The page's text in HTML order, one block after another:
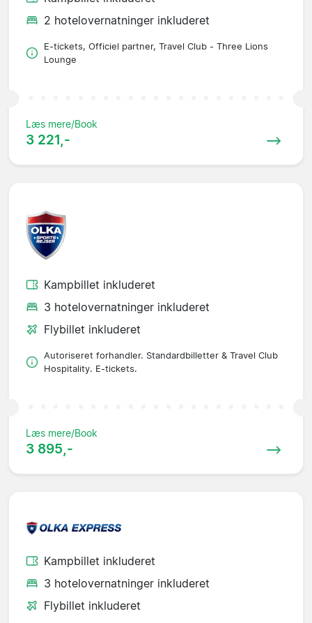
2 hotelovernatninger inkluderet
E-tickets, Officiel partner, Travel Club - Three Lions
Lounge
Læs mere/Book
3 221,-
Kampbillet inkluderet
3 hotelovernatninger inkluderet
Flybillet inkluderet
Autoriseret forhandler. Standardbilletter & Travel Club
Hospitality. E-tickets.
Læs mere/Book
3 895,-
Kampbillet inkluderet
3 hotelovernatninger inkluderet
Flybillet inkluderet